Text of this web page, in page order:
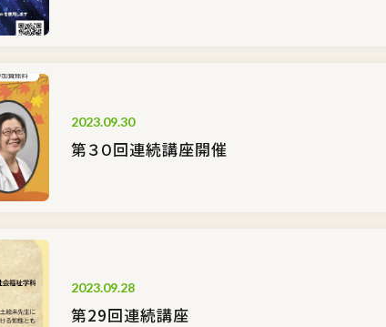
2023.09.30
第３０回連続講座開催
2023.09.28
第29回連続講座